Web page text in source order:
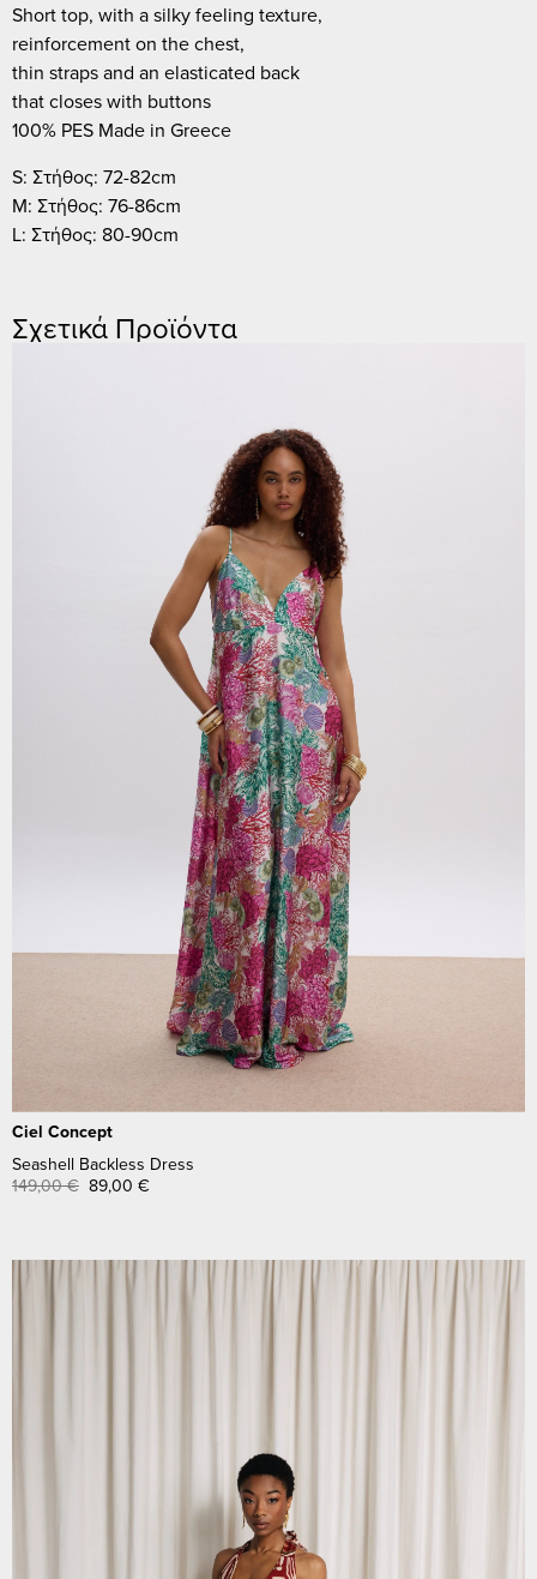
Short top, with a silky feeling texture,
reinforcement on the chest,
thin straps and an elasticated back
that closes with buttons
100% PES Made in Greece
S: Στήθος: 72-82cm
M: Στήθος: 76-86cm
L: Στήθος: 80-90cm
Σχετικά Προϊόντα
Ciel Concept
Seashell Backless Dress
149,00€ 89,00 €